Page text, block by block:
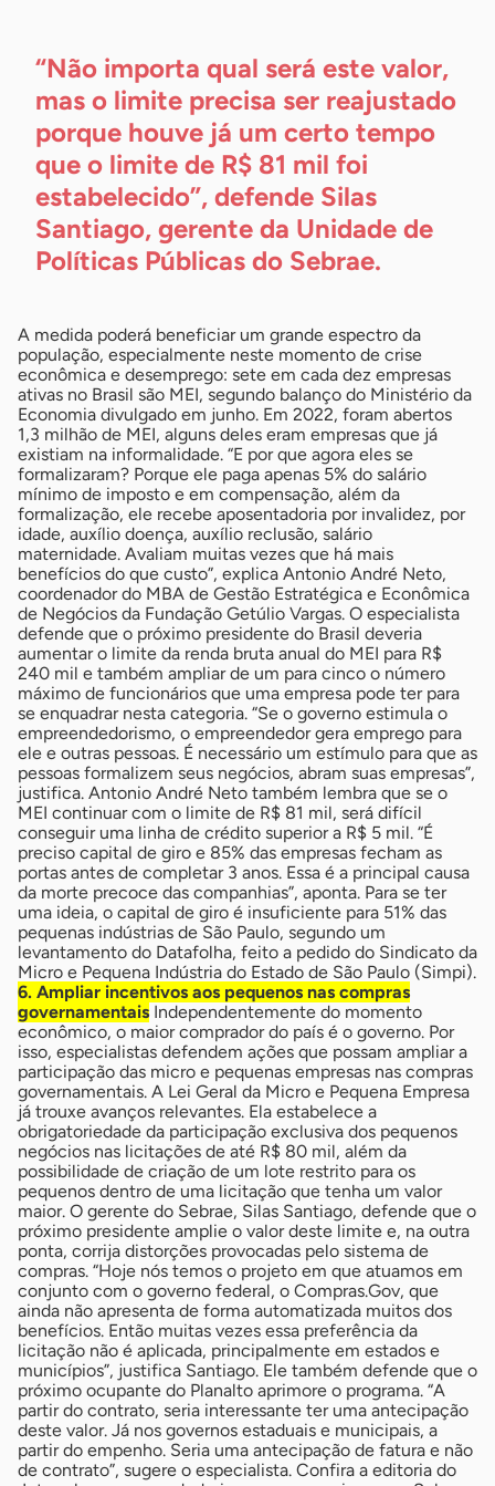
“Não importa qual será este valor,
mas o limite precisa ser reajustado
porque houve já um certo tempo
que o limite de R$ 81 mil foi
estabelecido”, defende Silas
Santiago, gerente da Unidade de
Políticas Públicas do Sebrae.
A medida poderá beneficiar um grande espectro da
população, especialmente neste momento de crise
econômica e desemprego: sete em cada dez empresas
ativas no Brasil são MEI, segundo balanço do Ministério da
Economia divulgado em junho. Em 2022, foram abertos
1,3 milhão de MEI, alguns deles eram empresas que já
existiam na informalidade. “E por que agora eles se
formalizaram? Porque ele paga apenas 5% do salário
mínimo de imposto e em compensação, além da
formalização, ele recebe aposentadoria por invalidez, por
idade, auxílio doença, auxílio reclusão, salário
maternidade. Avaliam muitas vezes que há mais
benefícios do que custo”, explica Antonio André Neto,
coordenador do MBA de Gestão Estratégica e Econômica
de Negócios da Fundação Getúlio Vargas. O especialista
defende que o próximo presidente do Brasil deveria
aumentar o limite da renda bruta anual do MEI para R$
240 mil e também ampliar de um para cinco o número
máximo de funcionários que uma empresa pode ter para
se enquadrar nesta categoria. “Se o governo estimula o
empreendedorismo, o empreendedor gera emprego para
ele e outras pessoas. É necessário um estímulo para que as
pessoas formalizem seus negócios, abram suas empresas”,
justifica. Antonio André Neto também lembra que se o
MEI continuar com o limite de R$ 81 mil, será difícil
conseguir uma linha de crédito superior a R$ 5 mil. “É
preciso capital de giro e 85% das empresas fecham as
portas antes de completar 3 anos. Essa é a principal causa
da morte precoce das companhias”, aponta. Para se ter
uma ideia, o capital de giro é insuficiente para 51% das
pequenas indústrias de São Paulo, segundo um
levantamento do Datafolha, feito a pedido do Sindicato da
Micro e Pequena Indústria do Estado de São Paulo (Simpi).
6. Ampliar incentivos aos pequenos nas compras
governamentais Independentemente do momento
econômico, o maior comprador do país é o governo. Por
isso, especialistas defendem ações que possam ampliar a
participação das micro e pequenas empresas nas compras
governamentais. A Lei Geral da Micro e Pequena Empresa
já trouxe avanços relevantes. Ela estabelece a
obrigatoriedade da participação exclusiva dos pequenos
negócios nas licitações de até R$ 80 mil, além da
possibilidade de criação de um lote restrito para os
pequenos dentro de uma licitação que tenha um valor
maior. O gerente do Sebrae, Silas Santiago, defende que o
próximo presidente amplie o valor deste limite e, na outra
ponta, corrija distorções provocadas pelo sistema de
compras. “Hoje nós temos o projeto em que atuamos em
conjunto com o governo federal, o Compras.Gov, que
ainda não apresenta de forma automatizada muitos dos
benefícios. Então muitas vezes essa preferência da
licitação não é aplicada, principalmente em estados e
municípios”, justifica Santiago. Ele também defende que o
próximo ocupante do Planalto aprimore o programa. “A
partir do contrato, seria interessante ter uma antecipação
deste valor. Já nos governos estaduais e municipais, a
partir do empenho. Seria uma antecipação de fatura e não
de contrato”, sugere o especialista. Confira a editoria do